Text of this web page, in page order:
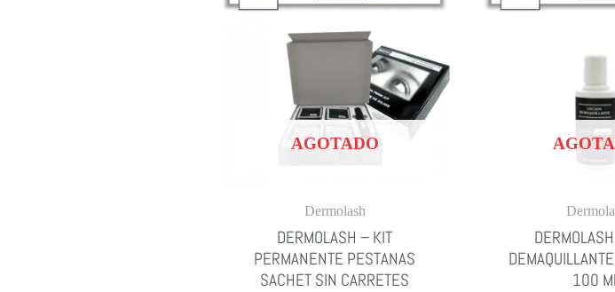
AGOTADO
Dermolash
DERMOLASH – KIT
PERMANENTE PESTANAS
SACHET SIN CARRETES
100